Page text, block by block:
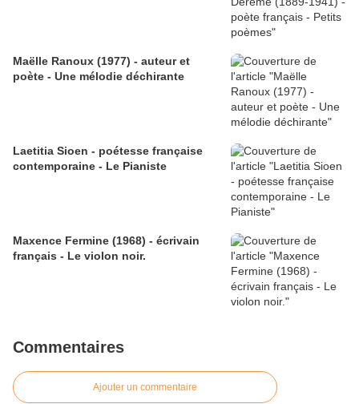
Maëlle Ranoux (1977) - auteur et
poète - Une mélodie déchirante
Laetitia Sioen - poétesse française
contemporaine - Le Pianiste
Maxence Fermine (1968) - écrivain
français - Le violon noir.
Commentaires
Ajouter un commentaire